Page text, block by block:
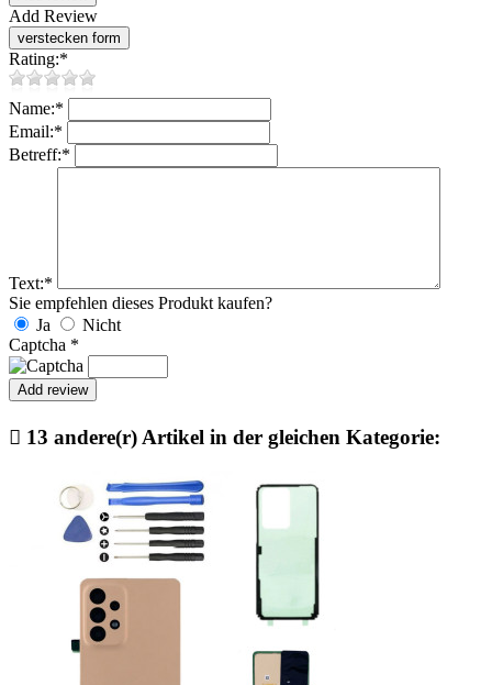
Add Review
Rating:*
Name:*
Email:*
Betreff:*
Text:*
Sie empfehlen dieses Produkt kaufen?
Ja
Nicht
Captcha *
 13 andere(r) Artikel in der gleichen Kategorie: